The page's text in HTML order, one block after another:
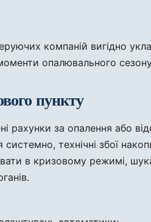
компаній вигідно
опалювального
пункту
рахунки за опалення або
технічні збої
в кризовому режимі,